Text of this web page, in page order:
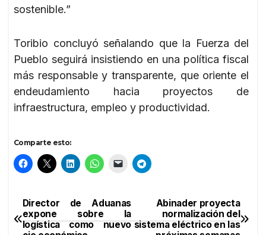
sostenible.”
Toribio concluyó señalando que la Fuerza del
Pueblo seguirá insistiendo en una política fiscal
más responsable y transparente, que oriente el
endeudamiento hacia proyectos de
infraestructura, empleo y productividad.
Comparte esto:
Navegación
Abinader proyecta
normalización del
sistema eléctrico en las
Director de Aduanas
expone sobre la
logística como nuevo